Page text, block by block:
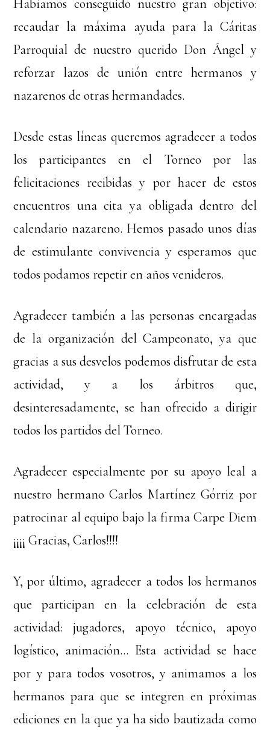
Habíamos conseguido nuestro gran objetivo:
recaudar la máxima ayuda para la Cáritas
Parroquial de nuestro querido Don Ángel y
reforzar lazos de unión entre hermanos y
nazarenos de otras hermandades.
Desde estas líneas queremos agradecer a todos
los participantes en el Torneo por las
felicitaciones recibidas y por hacer de estos
encuentros una cita ya obligada dentro del
calendario nazareno. Hemos pasado unos días
de estimulante convivencia y esperamos que
todos podamos repetir en años venideros.
Agradecer también a las personas encargadas
de la organización del Campeonato, ya que
gracias a sus desvelos podemos disfrutar de esta
actividad, y a los árbitros que,
desinteresadamente, se han ofrecido a dirigir
todos los partidos del Torneo.
Agradecer especialmente por su apoyo leal a
nuestro hermano Carlos Martínez Górriz por
patrocinar al equipo bajo la firma Carpe Diem
¡¡¡¡ Gracias, Carlos!!!!
Y, por último, agradecer a todos los hermanos
que participan en la celebración de esta
actividad: jugadores, apoyo técnico, apoyo
logístico, animación… Esta actividad se hace
por y para todos vosotros, y animamos a los
hermanos para que se integren en próximas
ediciones en la que ya ha sido bautizada como